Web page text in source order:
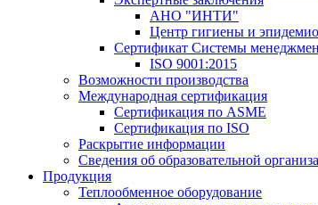
АНО "ИНТИ"
Центр гигиены и
Сертификат Системы
ISO 9001:2015
Возможности производства
Международная сертификация
Сертификация по ASME
Сертификация по ISO
Раскрытие информации
Сведения об образовательной
Продукция
Теплообменное оборудование